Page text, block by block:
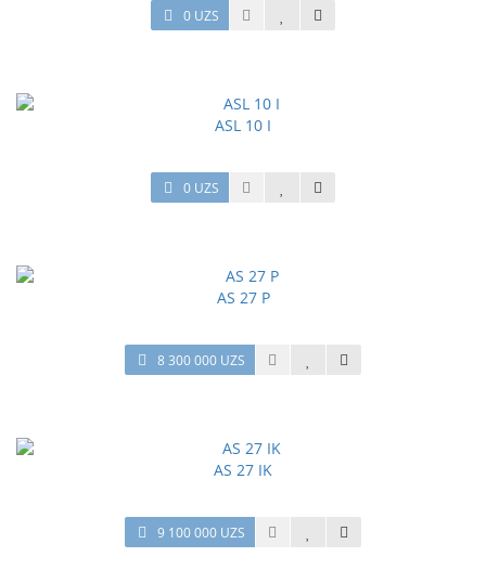
0 UZS
ASL 10 I
0 UZS
AS 27 P
8 300 000 UZS
AS 27 IK
9 100 000 UZS